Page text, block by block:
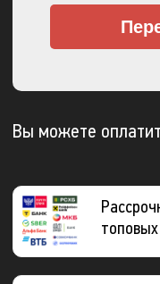
Вы можете